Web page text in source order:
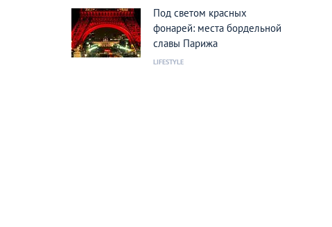
Под светом красных
фонарей: места бордельной
славы Парижа
LIFESTYLE